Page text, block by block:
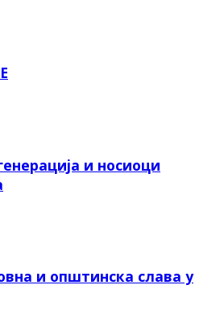
и носиоци
и општинска слава у